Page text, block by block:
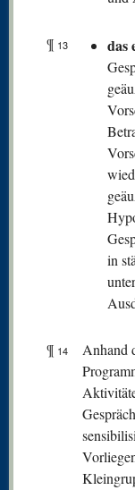
¶ 13 das
in
¶ 14
Anhand